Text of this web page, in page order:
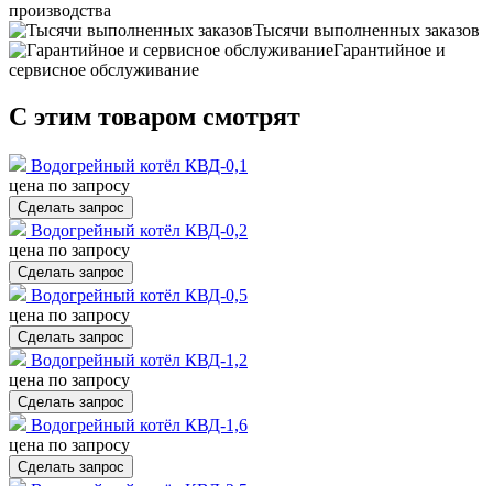
производства
Тысячи выполненных заказов
Гарантийное и
сервисное обслуживание
С этим товаром смотрят
Водогрейный котёл КВД-0,1
цена по запросу
Сделать запрос
Водогрейный котёл КВД-0,2
цена по запросу
Сделать запрос
Водогрейный котёл КВД-0,5
цена по запросу
Сделать запрос
Водогрейный котёл КВД-1,2
цена по запросу
Сделать запрос
Водогрейный котёл КВД-1,6
цена по запросу
Сделать запрос